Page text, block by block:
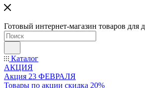
Готовый интернет-магазин товаров для
Каталог
АКЦИЯ
Акция 23 ФЕВРАЛЯ
Товары по акции скидка 20%